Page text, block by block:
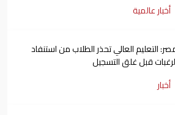
أخبار عالمية
التعليم العالي تحذر الطلاب من استنفاد
قبل غلق التسجيل
أخبار